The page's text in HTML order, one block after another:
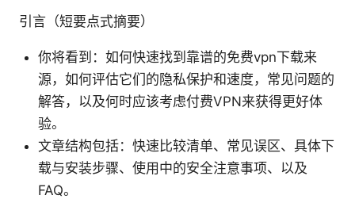
引言（短要点式摘要）
你将看到：如何快速找到靠谱的免费vpn下载来
源，如何评估它们的隐私保护和速度，常见问题的
解答，以及何时应该考虑付费VPN来获得更好体
验。
文章结构包括：快速比较清单、常见误区、具体下
载与安装步骤、使用中的安全注意事项、以及
FAQ。